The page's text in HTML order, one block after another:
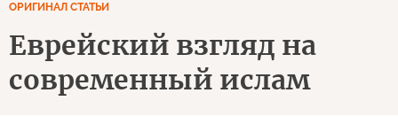
ОРИГИНАЛ СТАТЬИ
Еврейский взгляд на
современный ислам